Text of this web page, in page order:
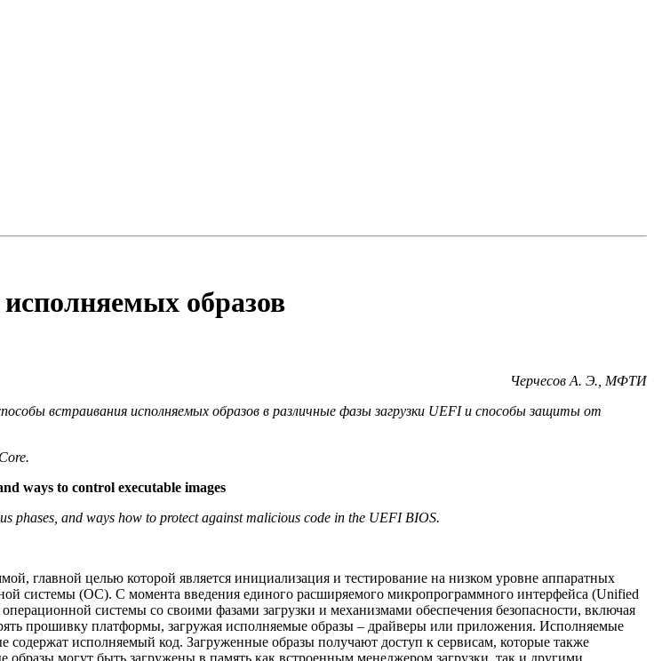
образов
Черчесов А. Э., МФТИ
встраивания исполняемых образов в различные фазы загрузки UEFI и способы защиты от
ways to control executable images
phases, and ways how to protect against malicious code in the UEFI BIOS.
главной целью которой является инициализация и тестирование на низком уровне аппаратных
системы (ОС). С момента введения единого расширяемого микропрограммного интерфейса (Unified
системы со своими фазами загрузки и механизмами обеспечения безопасности, включая
прошивку платформы, загружая исполняемые образы – драйверы или приложения. Исполняемые
исполняемый код. Загруженные образы получают доступ к сервисам, которые также